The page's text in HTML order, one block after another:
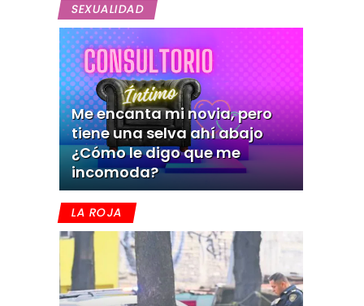
SEXUALIDAD
Me encanta mi novia, pero
tiene una selva ahí abajo
¿Cómo le digo que me
incomoda?
LA ROJA